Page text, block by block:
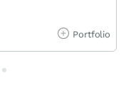
Portfolio